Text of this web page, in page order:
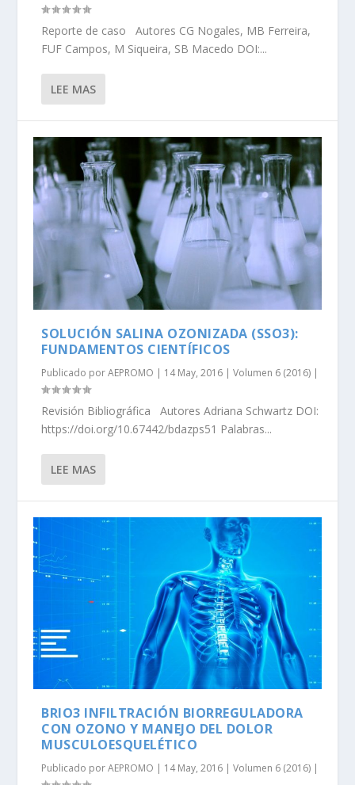
Reporte de caso Autores CG Nogales, MB Ferreira,
FUF Campos, M Siqueira, SB Macedo DOI:...
LEE MAS
SOLUCIÓN SALINA OZONIZADA (SSO3):
FUNDAMENTOS CIENTÍFICOS
Publicado porAEPROMO | 14 May, 2016 |Volumen 6 (2016) |
Revisión Bibliográfica Autores Adriana Schwartz DOI:
https://doi.org/10.67442/bdazps51 Palabras...
LEE MAS
BRIO3 INFILTRACIÓN BIORREGULADORA
CON OZONO Y MANEJO DEL DOLOR
MUSCULOESQUELÉTICO
Publicado porAEPROMO | 14 May, 2016 |Volumen 6 (2016) |